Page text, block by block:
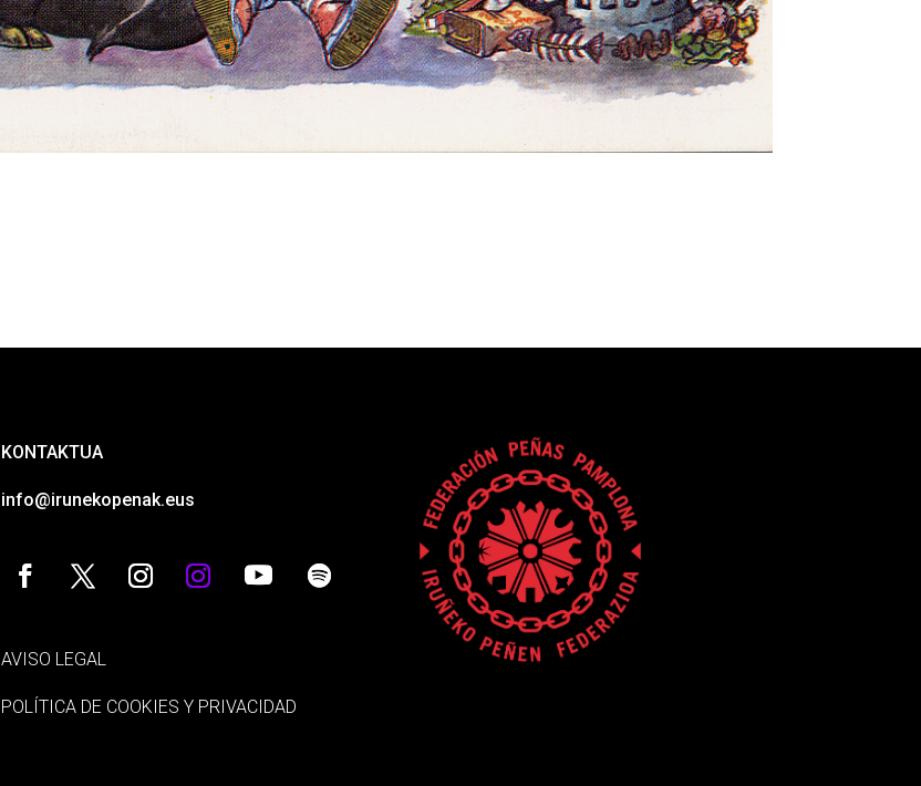
KONTAKTUA
info@irunekopenak.eus
AVISO LEGAL
POLÍTICA DE COOKIES Y PRIVACIDAD